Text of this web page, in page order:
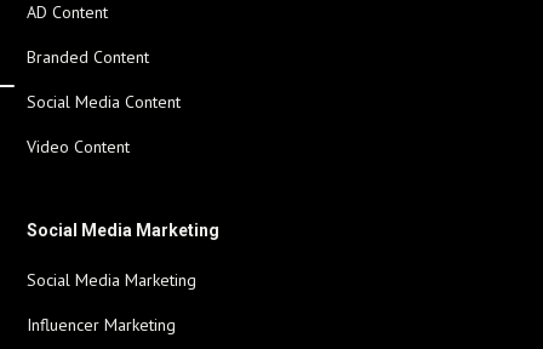
AD Content
Branded Content
Social Media Content
Video Content
Social Media Marketing
Social Media Marketing
Influencer Marketing